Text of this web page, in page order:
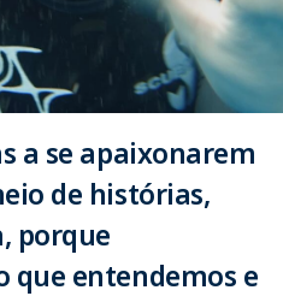
a se apaixonarem
de histórias,
porque
que entendemos e